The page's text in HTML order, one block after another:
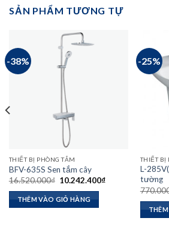
SẢN PHẨM TƯƠNG TỰ
-38%
THIẾT BỊ PHÒNG TẮM
BFV-635S Sen tắm cây
16.520.000₫ Giá
là:
16.520.000₫.
10.242.400₫Giá
10.242.400₫.
THÊM VÀO GIỎ HÀNG
-25%
THIẾT BỊ
L-
tường